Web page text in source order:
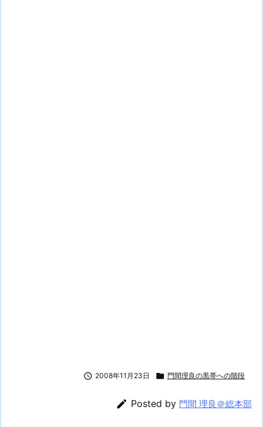
 2008年11月23日  門間理良の黒帯への階段
 Posted by 門間 理良＠総本部